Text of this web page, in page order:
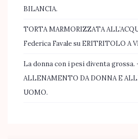
BILANCIA.
TORTA MARMORIZZATA
Federica Favalesu ERITRITOLO A
La donna con i pesi diventa grossa.
ALLENAMENTO DA DONNA E
UOMO.